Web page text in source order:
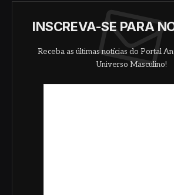
INSCREVA-SE PARA
Receba as últimas notícias do Portal
Universo Masculino!